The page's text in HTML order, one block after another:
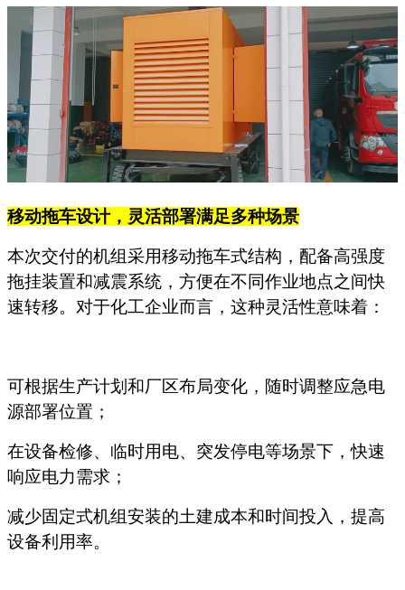
移动拖车设计，灵活部署满足多种场景
本次交付的机组采用移动拖车式结构，配备高强度
拖挂装置和减震系统，方便在不同作业地点之间快
速转移。对于化工企业而言，这种灵活性意味着：
可根据生产计划和厂区布局变化，随时调整应急电
源部署位置；
在设备检修、临时用电、突发停电等场景下，快速
响应电力需求；
减少固定式机组安装的土建成本和时间投入，提高
设备利用率。